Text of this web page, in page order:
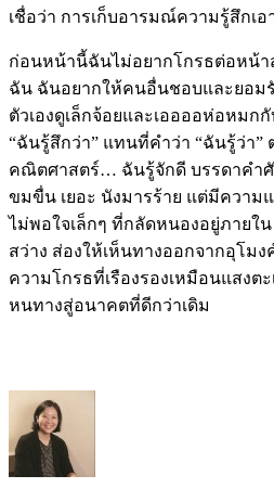
เชื่อว่า การเก็บอารมณ์ความรู้สึกเ
ก่อนหน้านี้ฉันไม่อยากโกรธต่อหน้า
ฉัน ฉันอยากให้คนอื่นชอบและยอม
ตัวเองดูเล็กจ้อยและเออออห่อหมก
“ฉันรู้สึกว่า” แทนที่คำว่า “ฉันรู้ว่า”
คณิตศาสตร์… ฉันรู้จักดี บรรดาคำ
ขมขื่น เยอะ นังมารร้าย แต่มีความ
ไม่พอใจเล็กๆ ที่กลัดหนองอยู่ภายใ
สว่าง ส่องให้เห็นทางออกจากอุโมง
ความโกรธที่เรืองรองเหมือนแสงต
หนทางสู่อนาคตที่ดีกว่าเดิม